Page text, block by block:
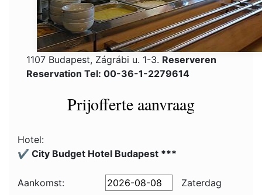
1107 Budapest, Zágrábi u. 1-3. Reserveren
Reservation Tel: 00-36-1-2279614
Prijofferte aanvraag
Hotel:
✔️ City Budget Hotel Budapest ***
Aankomst: Zaterdag